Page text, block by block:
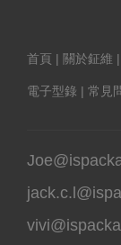
首頁 | 關於鉦維 |
電子型錄 | 常見